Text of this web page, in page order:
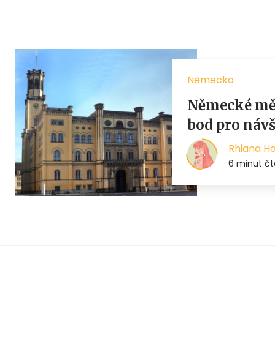
Německo
Německé
bod pro
Rhiana
6 minut